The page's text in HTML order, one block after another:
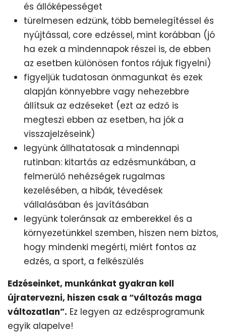
és állóképességet
türelmesen edzünk, több bemelegítéssel és
nyújtással, core edzéssel, mint korábban (jó
ha ezek a mindennapok részei is, de ebben
az esetben különösen fontos rájuk figyelni)
figyeljük tudatosan önmagunkat és ezek
alapján könnyebbre vagy nehezebbre
állítsuk az edzéseket (ezt az edző is
megteszi ebben az esetben, ha jók a
visszajelzéseink)
legyünk állhatatosak a mindennapi
rutinban: kitartás az edzésmunkában, a
felmerülő nehézségek rugalmas
kezelésében, a hibák, tévedések
vállalásában és javításában
legyünk toleránsak az emberekkel és a
környezetünkkel szemben, hiszen nem biztos,
hogy mindenki megérti, miért fontos az
edzés, a sport, a felkészülés
Edzéseinket, munkánkat gyakran kell
újratervezni, hiszen csak a “változás maga
változatlan”. Ez legyen az edzésprogramunk
egyik alapelve!